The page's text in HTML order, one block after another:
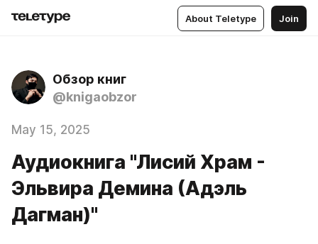
About Teletype Join
Обзор книг
@knigaobzor
May 15, 2025
Аудиокнига "Лисий Храм -
Эльвира Демина (Адэль
Дагман)"